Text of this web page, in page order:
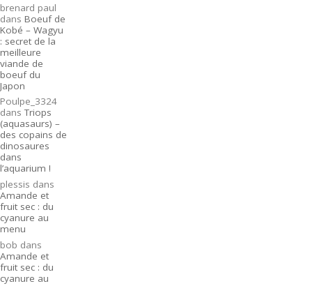
brenard paul
dans Boeuf de
Kobé – Wagyu
: secret de la
meilleure
viande de
boeuf du
Japon
Poulpe_3324
dansTriops
(aquasaurs) –
des copains de
dinosaures
dans
l’aquarium !
plessis dans
Amande et
fruit sec : du
cyanure au
menu
bob dans
Amande et
fruit sec : du
cyanure au